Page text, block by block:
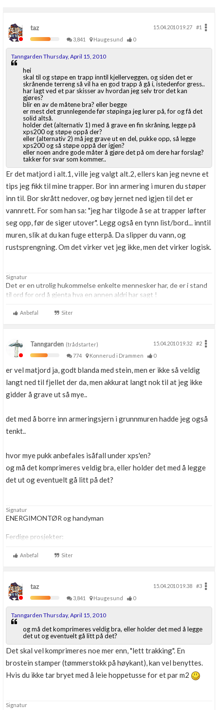
taz 15.04.2010 19.27
#1
3,841
Haugesund 0
Tanngarden Thursday, April 15, 2010
hei
skal til og støpe en trapp inntil kjellerveggen, og siden det er
skrånende terreng så vil ha en god trapp å gå i, istedenfor gress..
har lagt ved et par skisser av hvordan jeg selv tror det kan
gjøres?
blir en av de måtene bra? eller begge
er mest det grunnlegende før støpinga jeg lurer på, for og få det
solid altså.
holder det (alternativ 1) med å grave en fin skråning, legge på
xps200 og støpe oppå der?
eller (alternativ 2) må jeg grave ut en del, pukke opp, så legge
xps200 og så støpe oppå der igjen?
eller noen andre gode måter å gjøre det på om dere har forslag?
takker for svar som kommer..
Er det matjord i alt.1, ville jeg valgt alt.2, ellers kan jeg nevne et
tips jeg fikk til mine trapper. Bor inn armering i muren du støper
inn til. Bor skrått nedover, og bøy jernet ned igjen til det er
vannrett. For som han sa: "jeg har tilgode å se at trapper løfter
seg opp, før de siger utover". Legg også en tynn list/bord... inntil
muren, slik at du kan fuge etterpå. Da slipper du vann, og
rustsprengning. Om det virker vet jeg ikke, men det virker logisk.
Signatur
Det er en utrolig hukommelse enkelte mennesker har, de er i stand
til ord for ord å gjenta hva en annen aldri har sagt !
Anbefal Siter
Tanngarden (trådstarter) 15.04.2010 19.32
#2
774
Konnerud i Drammen 0
er vel matjord ja, godt blanda med stein, men er ikke så veldig
langt ned til fjellet der da, men akkurat langt nok til at jeg ikke
gidder å grave ut så mye..
det med å borre inn armeringsjern i grunnmuren hadde jeg også
tenkt..
hvor mye pukk anbefales isåfall under xps'en?
og må det komprimeres veldig bra, eller holder det med å legge
det ut og eventuelt gå litt på det?
Signatur
ENERGIMONTØR og handyman
Ferdige prosjekter:
Oppussing av kjøkken
Anbefal Siter
taz 15.04.2010 19.38
#3
3,841
Haugesund 0
Tanngarden Thursday, April 15, 2010
og må det komprimeres veldig bra, eller holder det med å legge
det ut og eventuelt gå litt på det?
Det skal vel komprimeres noe mer enn, "lett trakking". En
brostein stamper (tømmerstokk på høykant), kan vel benyttes.
Hvis du ikke tar bryet med å leie hoppetusse for et par m2
Signatur